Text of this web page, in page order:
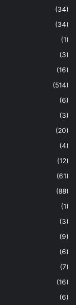
(34)
(34)
(1)
(3)
(16)
(514)
(6)
(3)
(20)
(4)
(12)
(61)
(88)
(1)
(3)
(9)
(6)
(7)
(16)
(6)